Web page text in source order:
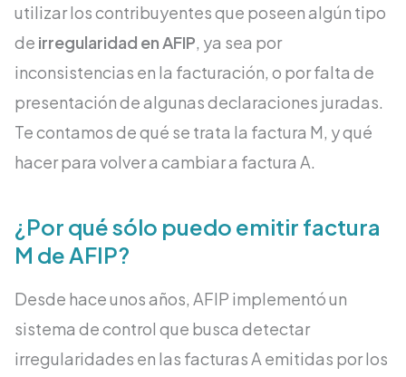
utilizar los contribuyentes que poseen algún tipo
de irregularidad en AFIP, ya sea por
inconsistencias en la facturación, o por falta de
presentación de algunas declaraciones juradas.
Te contamos de qué se trata la factura M, y qué
hacer para volver a cambiar a factura A.
¿Por qué sólo puedo emitir factura
M de AFIP?
Desde hace unos años, AFIP implementó un
sistema de control que busca detectar
irregularidades en las facturas A emitidas por los